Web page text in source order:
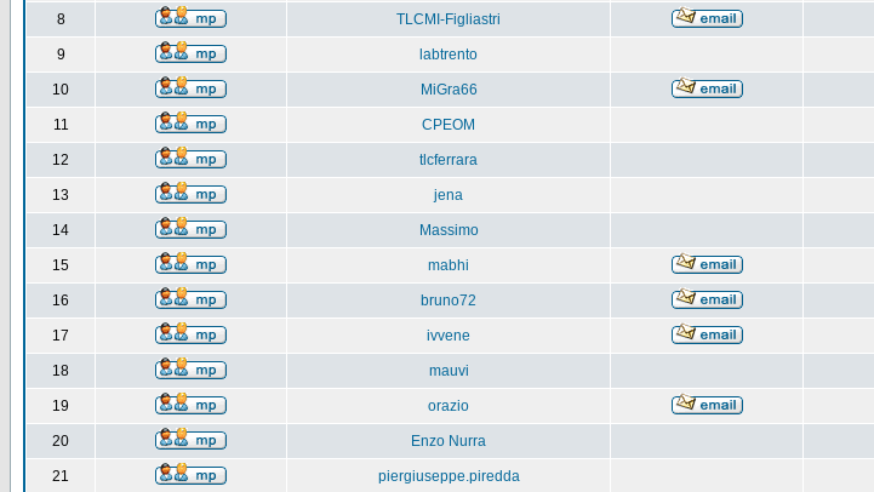
8 TLCMI-Figliastri
9 labtrento
10 MiGra66
11 CPEOM
12 tlcferrara
13 jena
14 Massimo
15 mabhi
16 bruno72
17 ivvene
18 mauvi
19 orazio
20 Enzo Nurra
21 piergiuseppe.piredda